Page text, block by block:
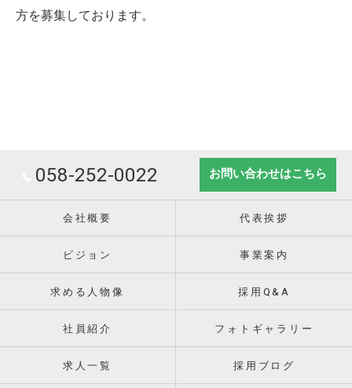
方を募集しております。
058-252-0022 お問い合わせはこちら
会社概要 代表挨拶
ビジョン 事業案内
求める人物像 採用Q&A
社員紹介 フォトギャラリー
求人一覧 採用ブログ